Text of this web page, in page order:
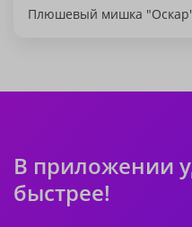
Плюшевый мишка
В приложении
быстрее!